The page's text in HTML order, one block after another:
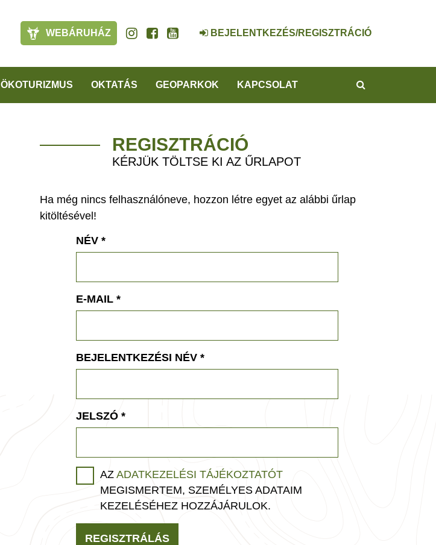
WEBÁRUHÁZ BEJELENTKEZÉS/REGISZTRÁCIÓ
ÖKOTURIZMUS OKTATÁS GEOPARKOK KAPCSOLAT
REGISZTRÁCIÓ
KÉRJÜK TÖLTSE KI AZ ŰRLAPOT
Ha még nincs felhasználóneve, hozzon létre egyet az alábbi űrlap
kitöltésével!
NÉV *
E-MAIL *
BEJELENTKEZÉSI NÉV *
JELSZÓ *
AZ ADATKEZELÉSI TÁJÉKOZTATÓT
MEGISMERTEM, SZEMÉLYES ADATAIM
KEZELÉSÉHEZ HOZZÁJÁRULOK.
REGISZTRÁLÁS